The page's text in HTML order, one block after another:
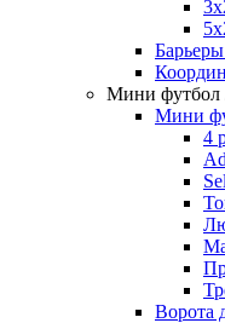
Мини футбол
Мини
4
Ворота